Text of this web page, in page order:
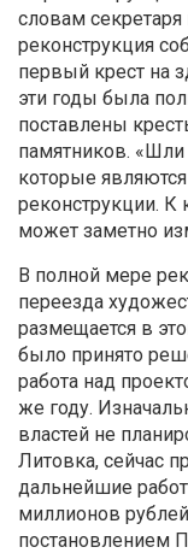
словам
реконструкция
первый крест на
эти годы была
поставлены
памятников.
которые
реконструкции. К
может заметно
В полной мере
переезда
размещается в
было принято
работа над
же году.
властей не
Литовка, сейчас
дальнейшие
миллионов
постановлением